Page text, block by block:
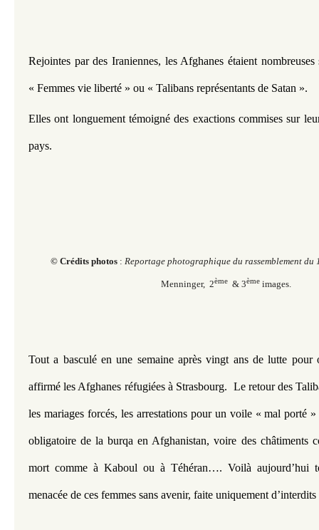
Rejointes par des Iraniennes, les Afghanes étaient
« Femmes vie liberté » ou « Talibans représentants de Satan ».
Elles ont longuement témoigné des exactions commises sur
pays.
© Crédits photos : Reportage photographique du rassemblement du
Menninger, 2ème & 3ème images.
Tout a basculé en une semaine après vingt ans de lutte
affirmé les Afghanes réfugiées à Strasbourg.  Le retour des
les mariages forcés, les arrestations pour un voile « mal porté
obligatoire de la burqa en Afghanistan, voire des châtiments
mort comme à Kaboul ou à Téhéran…. Voilà aujourd’hui
menacée de ces femmes sans avenir, faite uniquement d’interdits